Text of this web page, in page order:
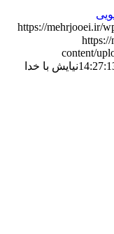
https://mehrjooei.ir/
content/
نیایش با خدا